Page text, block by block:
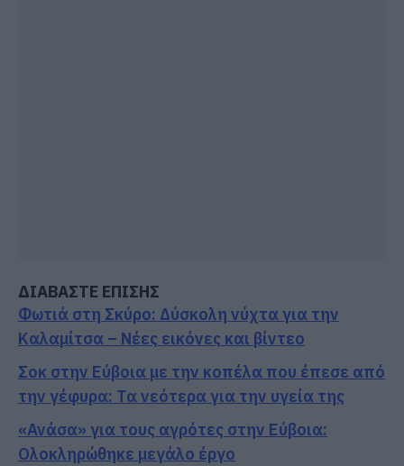
ΔΙΑΒΑΣΤΕ ΕΠΙΣΗΣ
Φωτιά στη Σκύρο: Δύσκολη νύχτα για την
Καλαμίτσα – Νέες εικόνες και βίντεο
Σοκ στην Εύβοια με την κοπέλα που έπεσε από
την γέφυρα: Τα νεότερα για την υγεία της
«Ανάσα» για τους αγρότες στην Εύβοια:
Ολοκληρώθηκε μεγάλο έργο